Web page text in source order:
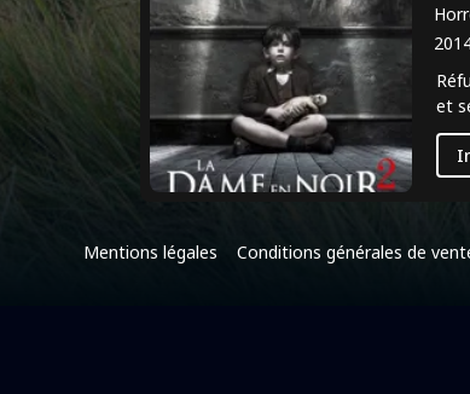
et
Mentions légales Conditions générales de